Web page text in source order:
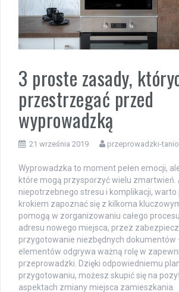
3 proste zasady,
przestrzegać przed
wyprowadzką
21 września 2019 przeprowadzki-
Wyprowadzka to moment pełen emocji,
które mogą przysporzyć wielu zmartwień.
niepotrzebnego stresu i komplikacji,
krokiem zapoznać się z kilkoma
pomogą w zorganizowaniu całego
adresu nowego miejsca, przez
przygotowanie niezbędnych dokumentów
elementów odgrywa ważną rolę w
przeprowadzki. Dzięki odpowiedniemu
przygotowaniu, możesz skupić się na
aspektach zmiany miejsca zamieszkania.